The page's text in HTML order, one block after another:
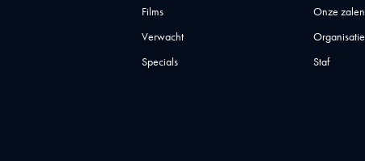
Films
Verwacht
Specials
Onze zalen
Organisatie
Staf